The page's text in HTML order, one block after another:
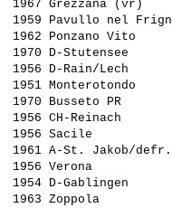
1967 Grezzana (vr)
1959 Pavullo nel
1962 Ponzano Vito
1970 D-Stutensee
1956 D-Rain/Lech
1951 Monterotondo
1970 Busseto PR
1956 CH-Reinach
1956 Sacile
1961 A-St. Jakob/
1956 Verona
1954 D-Gablingen
1963 Zoppola